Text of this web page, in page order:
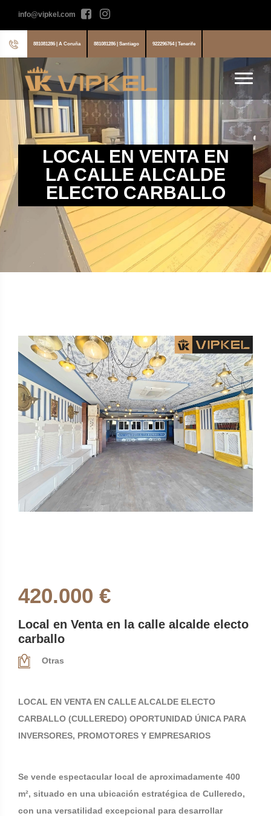
info@vipkel.com
881081286 | A Coruña 881081286 | Santiago 922296764 | Tenerife
LOCAL EN VENTA EN
LA CALLE ALCALDE
ELECTO CARBALLO
420.000 €
Local en Venta en la calle alcalde electo
carballo
Otras
LOCAL EN VENTA EN CALLE ALCALDE ELECTO
CARBALLO (CULLEREDO) OPORTUNIDAD ÚNICA PARA
INVERSORES, PROMOTORES Y EMPRESARIOS
Se vende espectacular local de aproximadamente 400
m², situado en una ubicación estratégica de Culleredo,
con una versatilidad excepcional para desarrollar